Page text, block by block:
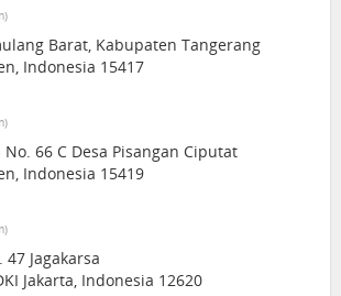
Barat, Kabupaten Tangerang
Indonesia 15417
No. 66 C Desa Pisangan Ciputat
Indonesia 15419
Jagakarsa
Jakarta, Indonesia 12620